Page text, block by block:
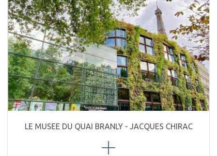
LE MUSEE DU QUAI BRANLY - JACQUES CHIRAC